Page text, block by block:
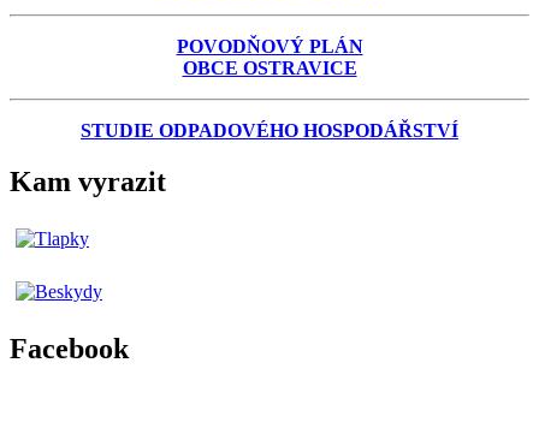
POVODŇOVÝ PLÁN
OBCE OSTRAVICE
STUDIE ODPADOVÉHO HOSPODÁŘSTVÍ
Kam vyrazit
Facebook